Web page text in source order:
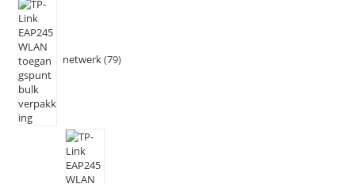
netwerk 79